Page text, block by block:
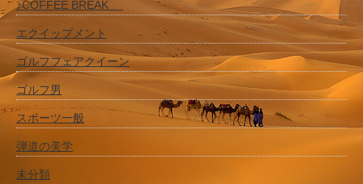
♪COFFEE BREAK
エクイップメント
ゴルフフェアクイーン
ゴルフ男
スポーツ一般
弾道の美学
未分類